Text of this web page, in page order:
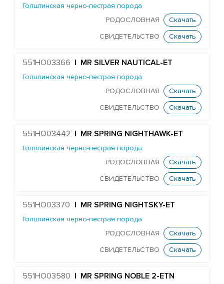
Абердин-ангусская порода
Голштинская красно-пестрая порода
Farnear Mega-Man 119-ET
Mr Mega-Dare 54596-ET
X DF Supersire Pledge-ET
X Redrock-View Klutch-ET
KCCK Pet Adidas-Red-ET
Our-Favorite author
Голштинская черно-пестрая порода
РОДОСЛОВНАЯ
Скачать
СВИДЕТЕЛЬСТВО Скачать
551HO03366 | MR SILVER NAUTICAL-ET
Голштинская черно-пестрая порода
РОДОСЛОВНАЯ
Скачать
СВИДЕТЕЛЬСТВО Скачать
551HO03442 | MR SPRING NIGHTHAWK-ET
Голштинская черно-пестрая порода
РОДОСЛОВНАЯ
Скачать
СВИДЕТЕЛЬСТВО Скачать
551HO03370 | MR SPRING NIGHTSKY-ET
Голштинская черно-пестрая порода
РОДОСЛОВНАЯ
Скачать
СВИДЕТЕЛЬСТВО Скачать
551HO03580 | MR SPRING NOBLE 2-ETN